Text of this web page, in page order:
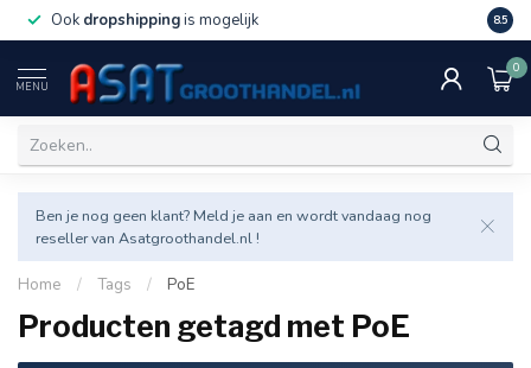
Ook dropshippingis mogelijk Veel
8.5
MENU
0
Ben je nog geen klant? Meld je aan en wordt vandaag nog
reseller van Asatgroothandel.nl !
Home / Tags / PoE
Producten getagd met PoE